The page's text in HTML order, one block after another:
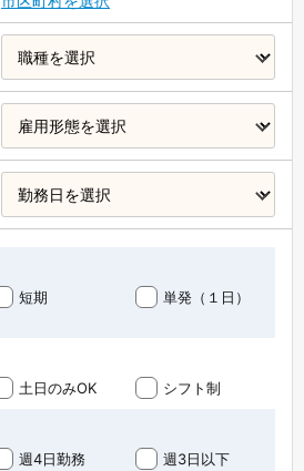
短期 単発（１日）
土日のみOK シフト制
週4日勤務 週3日以下